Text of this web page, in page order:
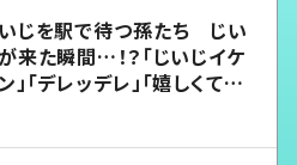
じを駅で待つ孫たち じい
来た瞬間…！？「じいじイケ
」「デレッデレ」「嬉しくて可